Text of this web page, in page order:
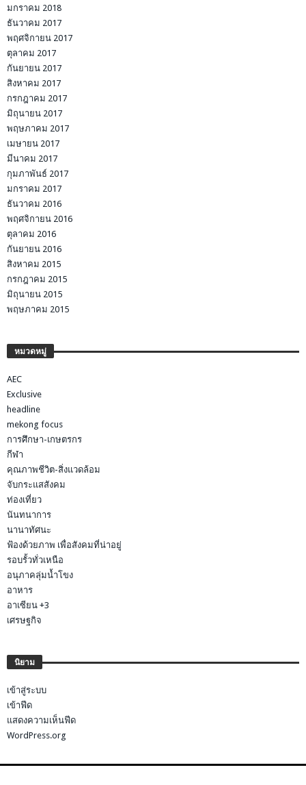
มกราคม 2018
ธันวาคม 2017
พฤศจิกายน 2017
ตุลาคม 2017
กันยายน 2017
สิงหาคม 2017
กรกฎาคม 2017
มิถุนายน 2017
พฤษภาคม 2017
เมษายน 2017
มีนาคม 2017
กุมภาพันธ์ 2017
มกราคม 2017
ธันวาคม 2016
พฤศจิกายน 2016
ตุลาคม 2016
กันยายน 2016
สิงหาคม 2015
กรกฎาคม 2015
มิถุนายน 2015
พฤษภาคม 2015
หมวดหมู่
AEC
Exclusive
headline
mekong focus
การศึกษา-เกษตรกร
กีฬา
คุณภาพชีวิต-สิ่งแวดล้อม
จับกระแสสังคม
ท่องเที่ยว
นันทนาการ
นานาทัศนะ
ฟ้องด้วยภาพ เพื่อสังคมที่น่าอยู่
รอบรั้วทั่วเหนือ
อนุภาคลุ่มน้ำโขง
อาหาร
อาเซียน +3
เศรษฐกิจ
นิยาม
เข้าสู่ระบบ
เข้าฟีด
แสดงความเห็นฟีด
WordPress.org